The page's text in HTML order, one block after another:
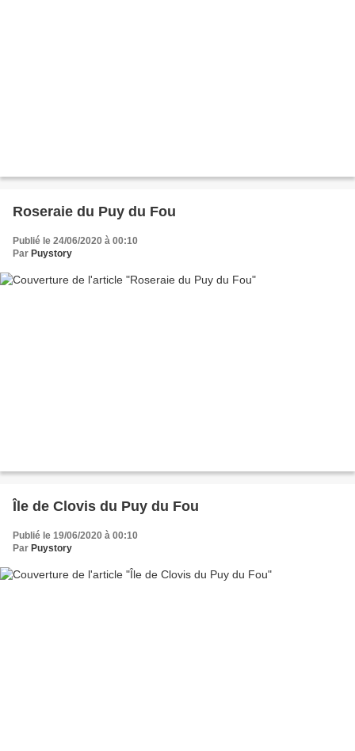
Roseraie du Puy du Fou
Publié le 24/06/2020 à 00:10
Par Puystory
Île de Clovis du Puy du Fou
Publié le 19/06/2020 à 00:10
Par Puystory